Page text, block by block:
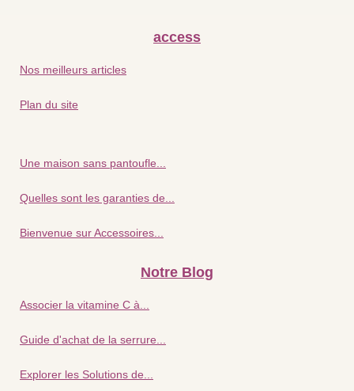
access
Nos meilleurs articles
Plan du site
Une maison sans pantoufle...
Quelles sont les garanties de...
Bienvenue sur Accessoires...
Notre Blog
Associer la vitamine C à...
Guide d'achat de la serrure...
Explorer les Solutions de...